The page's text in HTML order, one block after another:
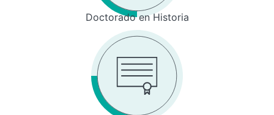
Doctorado en Historia